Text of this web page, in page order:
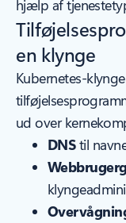
hjælp af
en klynge
Kubernetes-
ud over
DNStil